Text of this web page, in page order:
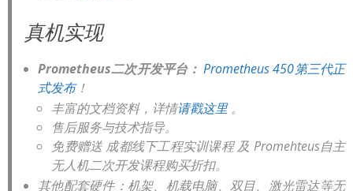
真机实现
Prometheus二次开发平台： Prometheus 450第三代正
式发布！
丰富的文档资料，详情请戳这里。
售后服务与技术指导。
免费赠送 成都线下工程实训课程 及 Promehteus自主
无人机二次开发课程购买折扣。
其他配套硬件：机架、机载电脑、双目、激光雷达等无